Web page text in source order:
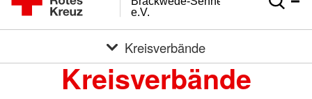
e.V.
Kreisverbände
Kreisverbände